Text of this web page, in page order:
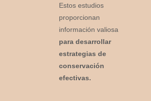
Estos estudios
proporcionan
información valiosa
para desarrollar
estrategias de
conservación
efectivas.